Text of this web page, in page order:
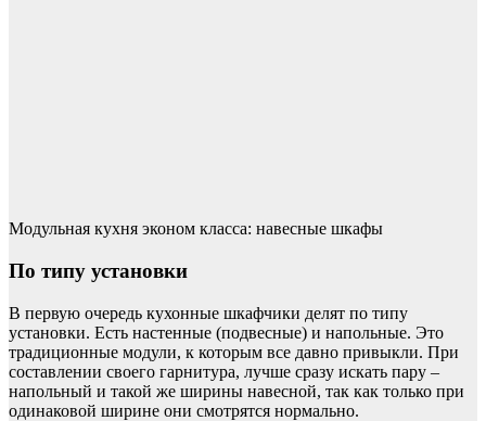
Модульная кухня эконом класса: навесные шкафы
По типу установки
В первую очередь кухонные шкафчики делят по типу
установки. Есть настенные (подвесные) и напольные. Это
традиционные модули, к которым все давно привыкли. При
составлении своего гарнитура, лучше сразу искать пару –
напольный и такой же ширины навесной, так как только при
одинаковой ширине они смотрятся нормально.